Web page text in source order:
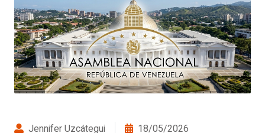
Jennifer Uzcátegui 18/05/2026